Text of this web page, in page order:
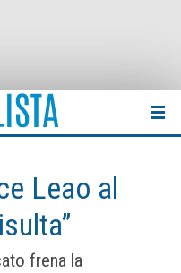
Leao al
frena la